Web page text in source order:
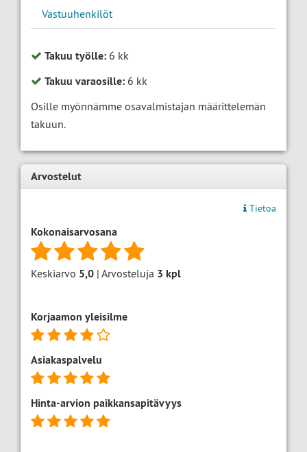
Vastuuhenkilöt
Takuu työlle: 6 kk
Takuu varaosille: 6 kk
Osille myönnämme osavalmistajan määrittelemän
takuun.
Arvostelut
Tietoa
Kokonaisarvosana
Keskiarvo 5,0 | Arvosteluja 3 kpl
Korjaamon yleisilme
Asiakaspalvelu
Hinta-arvion paikkansapitävyys